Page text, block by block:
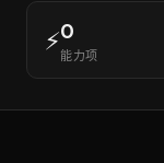
⚡0
能力项